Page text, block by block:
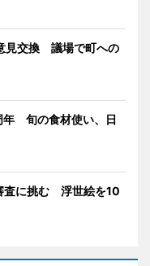
見交換 議場で町への
年 旬の食材使い、日
査に挑む 浮世絵を10